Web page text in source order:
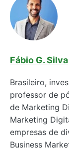
Fábio G. Silva
Brasileiro,
professor de
de Marketing
Marketing
empresas de
Business